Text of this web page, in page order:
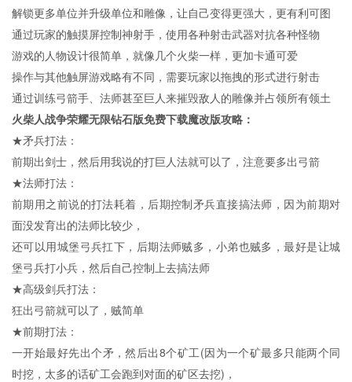
解锁更多单位并升级单位和雕像，让自己变得更强大，更有利可图
通过玩家的触摸屏控制神射手，使用各种射击武器对抗各种怪物
游戏的人物设计很简单，就像几个火柴一样，更加卡通可爱
操作与其他触屏游戏略有不同，需要玩家以拖拽的形式进行射击
通过训练弓箭手、法师甚至巨人来摧毁敌人的雕像并占领所有领土
火柴人战争荣耀无限钻石版免费下载魔改版攻略：
★矛兵打法：
前期出剑士，然后用我说的打巨人法就可以了，注意要多出弓箭
★法师打法：
前期用之前说的打法耗着，后期控制矛兵直接搞法师，因为前期对
面没发育出的法师比较少，
还可以用城堡弓兵扛下，后期法师贼多，小弟也贼多，最好是让城
堡弓兵打小兵，然后自己控制上去搞法师
★高级剑兵打法：
狂出弓箭就可以了，贼简单
★前期打法：
一开始最好先出个矛，然后出8个矿工(因为一个矿最多只能两个同
时挖，太多的话矿工会跑到对面的矿区去挖)，